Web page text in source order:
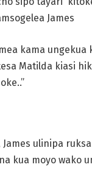
James
kama ungekua
Matilda kiasi
James ulinipa
kua moyo wako